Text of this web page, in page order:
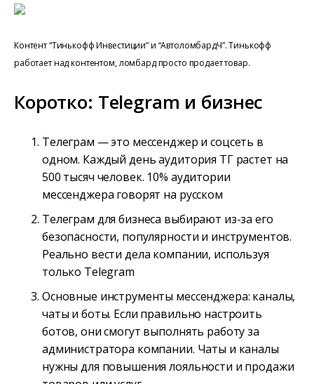
Контент “Тинькофф Инвестиции” и “АвтоломбардЧ”. Тинькофф
работает над контентом, ломбард просто продает товар.
Коротко: Telegram и бизнес
Телеграм — это мессенджер и соцсеть в
одном. Каждый день аудитория ТГ растет на
500 тысяч человек. 10% аудитории
мессенджера говорят на русском
Телеграм для бизнеса выбирают из-за его
безопасности, популярности и инструментов.
Реально вести дела компании, используя
только Telegram
Основные инструменты мессенджера: каналы,
чаты и боты. Если правильно настроить
ботов, они смогут выполнять работу за
администратора компании. Чаты и каналы
нужны для повышения лояльности и продажи